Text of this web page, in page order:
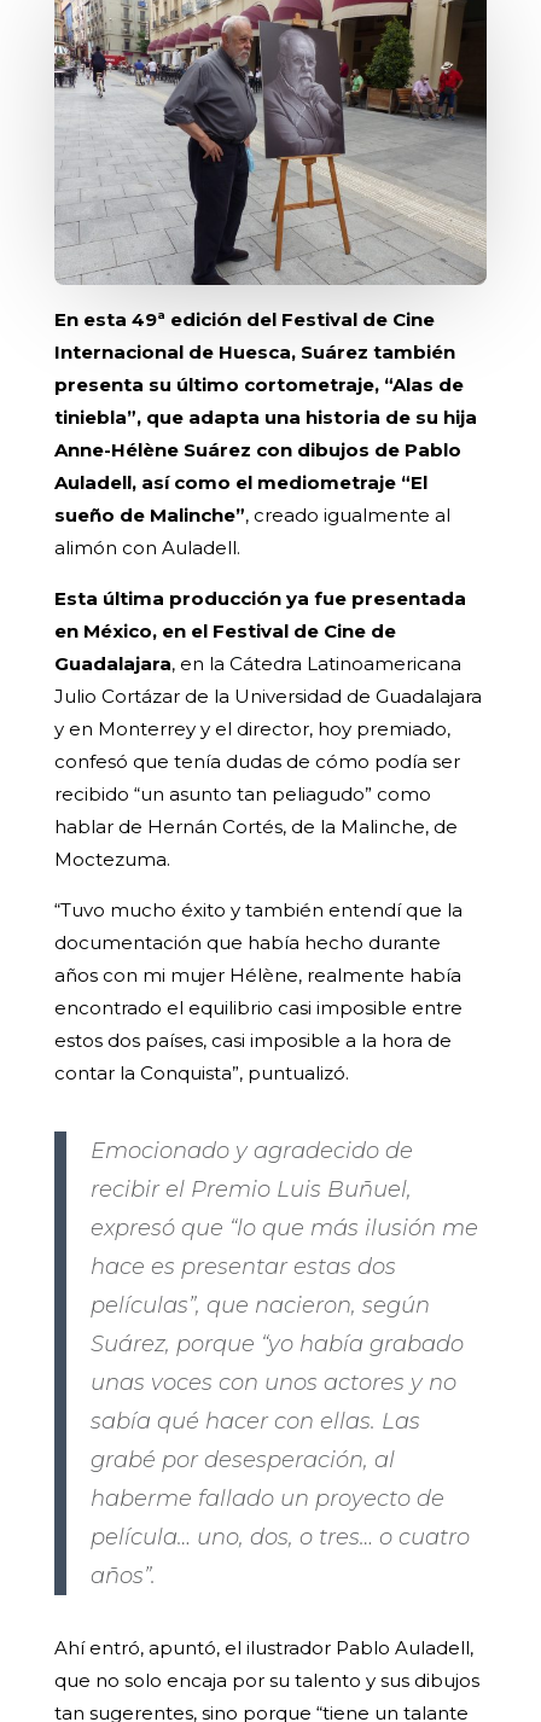
En esta 49ª edición del Festival de Cine
Internacional de Huesca, Suárez también
presenta su último cortometraje, “Alas de
tiniebla”, que adapta una historia de su hija
Anne-Hélène Suárez con dibujos de Pablo
Auladell, así como el mediometraje “El
sueño de Malinche”, creado igualmente al
alimón con Auladell.
Esta última producción ya fue presentada
en México, en el Festival de Cine de
Guadalajara, en la Cátedra Latinoamericana
Julio Cortázar de la Universidad de Guadalajara
y en Monterrey y el director, hoy premiado,
confesó que tenía dudas de cómo podía ser
recibido “un asunto tan peliagudo” como
hablar de Hernán Cortés, de la Malinche, de
Moctezuma.
“Tuvo mucho éxito y también entendí que la
documentación que había hecho durante
años con mi mujer Hélène, realmente había
encontrado el equilibrio casi imposible entre
estos dos países, casi imposible a la hora de
contar la Conquista”, puntualizó.
Emocionado y agradecido de
recibir el Premio Luis Buñuel,
expresó que “lo que más ilusión me
hace es presentar estas dos
películas”, que nacieron, según
Suárez, porque “yo había grabado
unas voces con unos actores y no
sabía qué hacer con ellas. Las
grabé por desesperación, al
haberme fallado un proyecto de
película… uno, dos, o tres… o cuatro
años”.
Ahí entró, apuntó, el ilustrador Pablo Auladell,
que no solo encaja por su talento y sus dibujos
tan sugerentes, sino porque “tiene un talante